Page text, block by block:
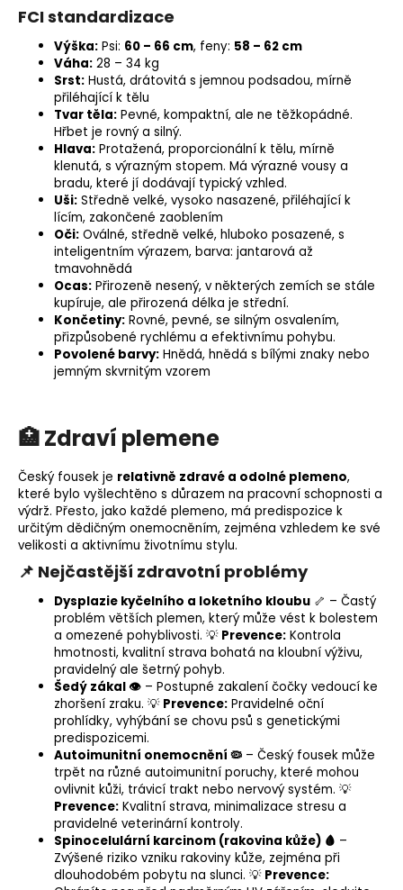
FCI standardizace
Výška: Psi: 60 – 66 cm, feny: 58 – 62 cm
Váha: 28 – 34 kg
Srst: Hustá, drátovitá s jemnou podsadou, mírně
přiléhající k tělu
Tvar těla: Pevné, kompaktní, ale ne těžkopádné.
Hřbet je rovný a silný.
Hlava: Protažená, proporcionální k tělu, mírně
klenutá, s výrazným stopem. Má výrazné vousy a
bradu, které jí dodávají typický vzhled.
Uši: Středně velké, vysoko nasazené, přiléhající k
lícím, zakončené zaoblením
Oči: Oválné, středně velké, hluboko posazené, s
inteligentním výrazem, barva: jantarová až
tmavohnědá
Ocas: Přirozeně nesený, v některých zemích se stále
kupíruje, ale přirozená délka je střední.
Končetiny: Rovné, pevné, se silným osvalením,
přizpůsobené rychlému a efektivnímu pohybu.
Povolené barvy: Hnědá, hnědá s bílými znaky nebo
jemným skvrnitým vzorem
🏥 Zdraví plemene
Český fousek je relativně zdravé a odolné plemeno,
které bylo vyšlechtěno s důrazem na pracovní schopnosti a
výdrž. Přesto, jako každé plemeno, má predispozice k
určitým dědičným onemocněním, zejména vzhledem ke své
velikosti a aktivnímu životnímu stylu.
📌 Nejčastější zdravotní problémy
Dysplazie kyčelního a loketního kloubu 🦴 – Častý
problém větších plemen, který může vést k bolestem
a omezené pohyblivosti. 💡 Prevence: Kontrola
hmotnosti, kvalitní strava bohatá na kloubní výživu,
pravidelný ale šetrný pohyb.
Šedý zákal 👁 – Postupné zakalení čočky vedoucí ke
zhoršení zraku. 💡 Prevence: Pravidelné oční
prohlídky, vyhýbání se chovu psů s genetickými
predispozicemi.
Autoimunitní onemocnění 🦠 – Český fousek může
trpět na různé autoimunitní poruchy, které mohou
ovlivnit kůži, trávicí trakt nebo nervový systém. 💡
Prevence: Kvalitní strava, minimalizace stresu a
pravidelné veterinární kontroly.
Spinocelulární karcinom (rakovina kůže) 🩸 –
Zvýšené riziko vzniku rakoviny kůže, zejména při
dlouhodobém pobytu na slunci. 💡 Prevence: